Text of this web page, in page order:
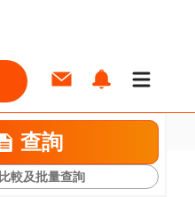
查詢
比較及批量查詢